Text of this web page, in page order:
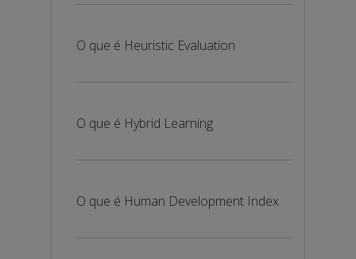
O que é Heuristic Evaluation
O que é Hybrid Learning
O que é Human Development Index